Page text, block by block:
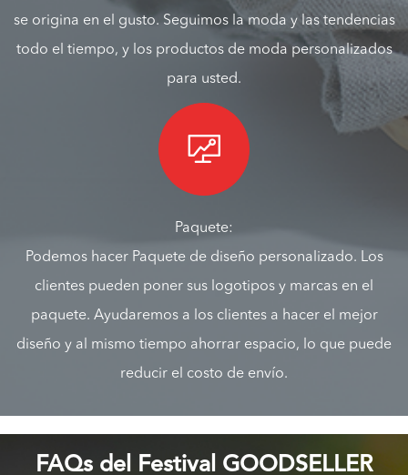
se origina en el gusto. Seguimos la moda y las tendencias
todo el tiempo, y los productos de moda personalizados
para usted.

Paquete:
Podemos hacer Paquete de diseño personalizado. Los
clientes pueden poner sus logotipos y marcas en el
paquete. Ayudaremos a los clientes a hacer el mejor
diseño y al mismo tiempo ahorrar espacio, lo que puede
reducir el costo de envío.
FAQs del Festival GOODSELLER